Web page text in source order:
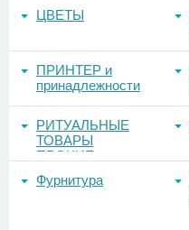
ЦВЕТЫ
ПРИНТЕР и
принадлежности
РИТУАЛЬНЫЕ
ТОВАРЫ
ПРОЧИЕ
Фурнитура